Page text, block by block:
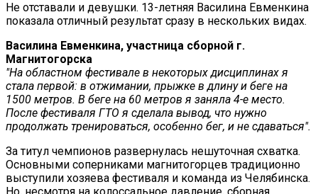
Не отставали и девушки. 13-летняя Василина Евменкина
показала отличный результат сразу в нескольких видах.
Василина Евменкина, участница сборной г.
Магнитогорска
"На областном фестивале в некоторых дисциплинах я
стала первой: в отжимании, прыжке в длину и беге на
1500 метров. В беге на 60 метров я заняла 4-е место.
После фестиваля ГТО я сделала вывод, что нужно
продолжать тренироваться, особенно бег, и не сдаваться".
За титул чемпионов развернулась нешуточная схватка.
Основными соперниками магнитогорцев традиционно
выступили хозяева фестиваля и команда из Челябинска.